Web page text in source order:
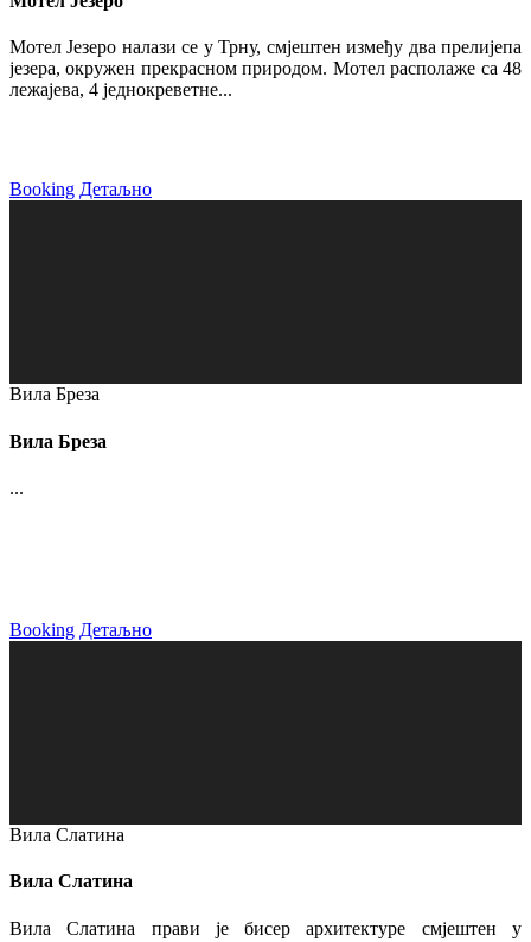
Мотел Језеро налази се у Трну, смјештен између два прелијепа
језера, окружен прекрасном природом. Мотел располаже са 48
лежајева, 4 једнокреветне...
Booking Детаљно
Вила Бреза
Вила Бреза
...
Booking Детаљно
Вила Слатина
Вила Слатина
Вила Слатина прави је бисер архитектуре смјештен у